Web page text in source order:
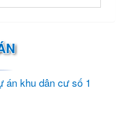
án khu dân cư số 1